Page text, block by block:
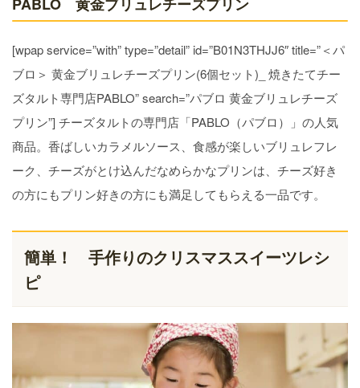
PABLO 黄金ブリュレチーズプリン
[wpap service=”with” type=”detail” id=”B01N3THJJ6″ title=”＜パ
ブロ＞ 黄金ブリュレチーズプリン(6個セット)_ 焼きたてチー
ズタルト専門店PABLO” search=”パブロ 黄金ブリュレチーズ
プリン”] チーズタルトの専門店「PABLO（パブロ）」の人気
商品。香ばしいカラメルソース、食感が楽しいブリュレフレ
ーク、チーズがとけ込んだなめらかなプリンは、チーズ好き
の方にもプリン好きの方にも満足してもらえる一品です。
簡単！ 手作りのクリスマススイーツレシ
ピ